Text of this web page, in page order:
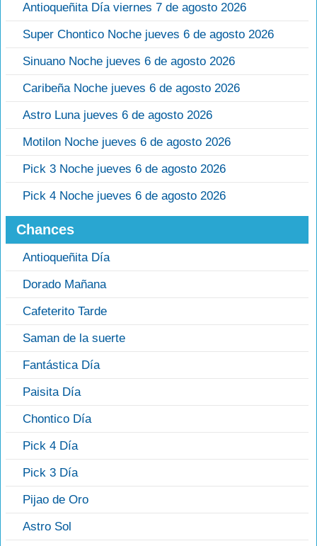
Antioqueñita Día viernes 7 de agosto 2026
Super Chontico Noche jueves 6 de agosto 2026
Sinuano Noche jueves 6 de agosto 2026
Caribeña Noche jueves 6 de agosto 2026
Astro Luna jueves 6 de agosto 2026
Motilon Noche jueves 6 de agosto 2026
Pick 3 Noche jueves 6 de agosto 2026
Pick 4 Noche jueves 6 de agosto 2026
Chances
Antioqueñita Día
Dorado Mañana
Cafeterito Tarde
Saman de la suerte
Fantástica Día
Paisita Día
Chontico Día
Pick 4 Día
Pick 3 Día
Pijao de Oro
Astro Sol